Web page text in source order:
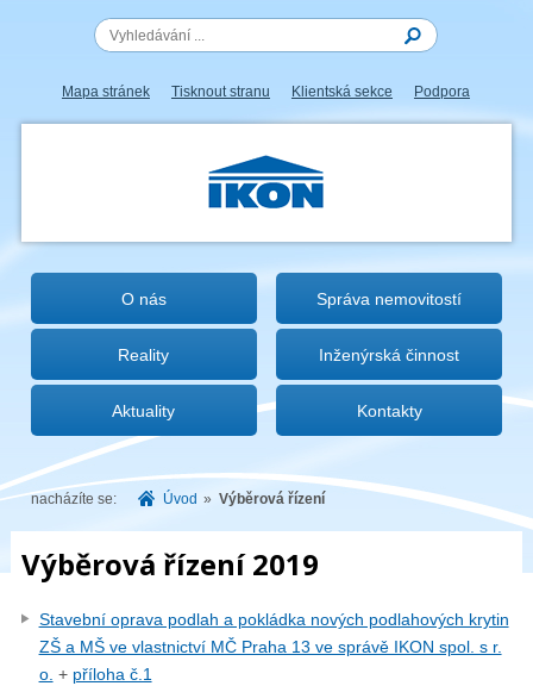
Mapa stránek Tisknout stranu Klientská sekce Podpora
IKON.CZ
O nás Správa nemovitostí
Reality Inženýrská činnost
Aktuality Kontakty
nacházíte se: Úvod » Výběrová řízení
Výběrová řízení 2019
Stavební oprava podlah a pokládka nových podlahových krytin
ZŠ a MŠ ve vlastnictví MČ Praha 13 ve správě IKON spol. s r.
o. + příloha č.1